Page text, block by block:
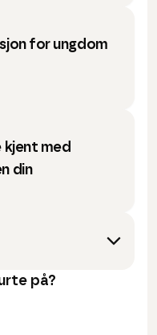
for ungdom
kjent med
din
på?